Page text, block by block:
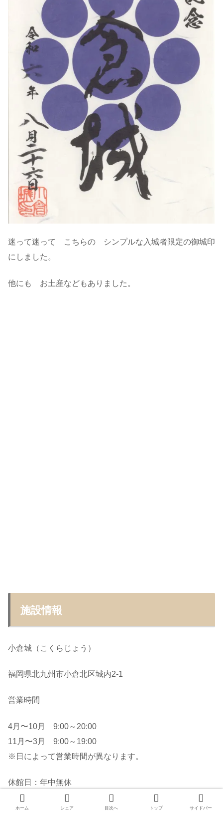
迷って迷って こちらの シンプルな入城者限定の御城印
にしました。
他にも お土産などもありました。
施設情報
小倉城（こくらじょう）
福岡県北九州市小倉北区城内2-1
営業時間
4月〜10月 9:00～20:00
11月〜3月 9:00～19:00
※日によって営業時間が異なります。
休館日：年中無休
入城料金
ホーム シェア 目次へ トップ サイドバー